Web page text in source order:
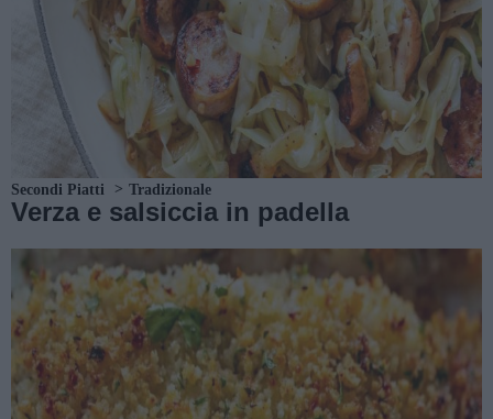
Secondi Piatti Tradizionale
Verza e salsiccia in padella